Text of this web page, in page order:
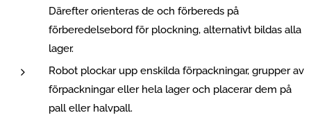
Därefter orienteras de och förbereds på
förberedelsebord för plockning, alternativt bildas alla
lager.
Robot plockar upp enskilda förpackningar, grupper av
förpackningar eller hela lager och placerar dem på
pall eller halvpall.